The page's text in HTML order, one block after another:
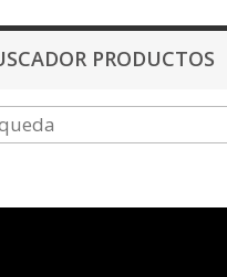
PRODUCTOS